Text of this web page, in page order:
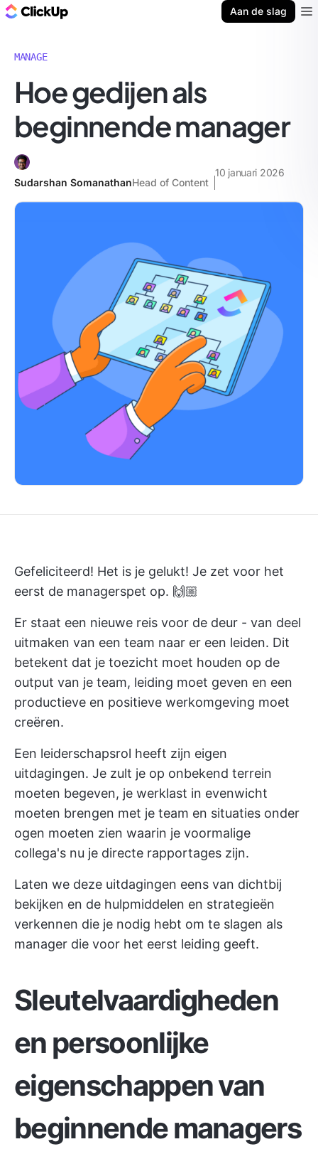
Aan de slag
MANAGE
Hoe gedijen als
beginnende manager
Sudarshan SomanathanHead of Content
10 januari 2026
Gefeliciteerd! Het is je gelukt! Je zet voor het
eerst de managerspet op. 🙌🏼
Er staat een nieuwe reis voor de deur - van deel
uitmaken van een team naar er een leiden. Dit
betekent dat je toezicht moet houden op de
output van je team, leiding moet geven en een
productieve en positieve werkomgeving moet
creëren.
Een leiderschapsrol heeft zijn eigen
uitdagingen. Je zult je op onbekend terrein
moeten begeven, je werklast in evenwicht
moeten brengen met je team en situaties onder
ogen moeten zien waarin je voormalige
collega's nu je directe rapportages zijn.
Laten we deze uitdagingen eens van dichtbij
bekijken en de hulpmiddelen en strategieën
verkennen die je nodig hebt om te slagen als
manager die voor het eerst leiding geeft.
Sleutelvaardigheden
en persoonlijke
eigenschappen van
beginnende managers